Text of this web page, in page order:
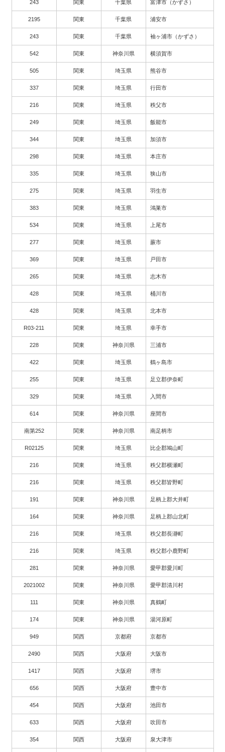
243 関東 千葉県 富津市（かずさ）
2195 関東 千葉県 浦安市
243 関東 千葉県 袖ヶ浦市（かずさ）
542 関東 神奈川県 横須賀市
505 関東 埼玉県 熊谷市
337 関東 埼玉県 行田市
216 関東 埼玉県 秩父市
249 関東 埼玉県 飯能市
344 関東 埼玉県 加須市
298 関東 埼玉県 本庄市
335 関東 埼玉県 狭山市
275 関東 埼玉県 羽生市
383 関東 埼玉県 鴻巣市
534 関東 埼玉県 上尾市
277 関東 埼玉県 蕨市
369 関東 埼玉県 戸田市
265 関東 埼玉県 志木市
428 関東 埼玉県 桶川市
428 関東 埼玉県 北本市
R03-211 関東 埼玉県 幸手市
228 関東 神奈川県 三浦市
422 関東 埼玉県 鶴ヶ島市
255 関東 埼玉県 足立郡伊奈町
329 関東 埼玉県 入間市
614 関東 神奈川県 座間市
南第252 関東 神奈川県 南足柄市
R02125 関東 埼玉県 比企郡鳩山町
216 関東 埼玉県 秩父郡横瀬町
216 関東 埼玉県 秩父郡皆野町
191 関東 神奈川県 足柄上郡大井町
164 関東 神奈川県 足柄上郡山北町
216 関東 埼玉県 秩父郡長瀞町
216 関東 埼玉県 秩父郡小鹿野町
281 関東 神奈川県 愛甲郡愛川町
2021002 関東 神奈川県 愛甲郡清川村
111 関東 神奈川県 真鶴町
174 関東 神奈川県 湯河原町
949 関西 京都府 京都市
2490 関西 大阪府 大阪市
1417 関西 大阪府 堺市
656 関西 大阪府 豊中市
454 関西 大阪府 池田市
633 関西 大阪府 吹田市
354 関西 大阪府 泉大津市